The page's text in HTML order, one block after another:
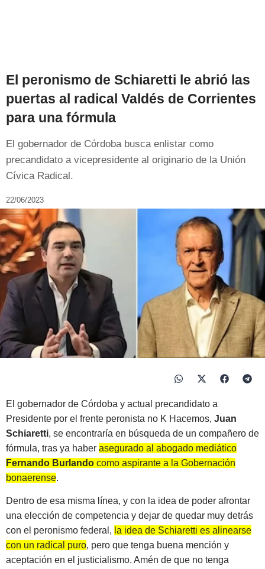
El peronismo de Schiaretti le abrió las
puertas al radical Valdés de Corrientes
para una fórmula
El gobernador de Córdoba busca enlistar como
precandidato a vicepresidente al originario de la Unión
Cívica Radical.
22/06/2023
El gobernador de Córdoba y actual precandidato a
Presidente por el frente peronista no K Hacemos, Juan
Schiaretti, se encontraría en búsqueda de un compañero de
fórmula, tras ya haber asegurado al abogado mediático
Fernando Burlando como aspirante a la Gobernación
bonaerense.
Dentro de esa misma línea, y con la idea de poder afrontar
una elección de competencia y dejar de quedar muy detrás
con el peronismo federal, la idea de Schiaretti es alinearse
con un radical puro, pero que tenga buena mención y
aceptación en el justicialismo. Amén de que no tenga